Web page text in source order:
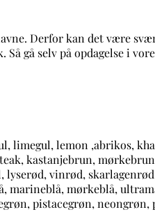
Derfor kan det være
gå selv på opdagelse i
limegul, lemon ,abrikos,
kastanjebrun,
vinrød,
mørkeblå,
pistacegrøn, neongrøn,